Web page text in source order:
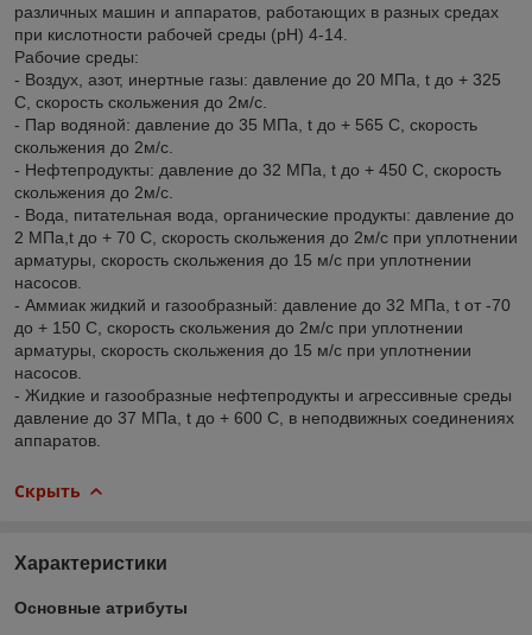
различных машин и аппаратов, работающих в разных средах
при кислотности рабочей среды (pH) 4-14.
Рабочие среды:
- Воздух, азот, инертные газы: давление до 20 МПа, t до + 325
C, скорость скольжения до 2м/с.
- Пар водяной: давление до 35 МПа, t до + 565 C, скорость
скольжения до 2м/с.
- Нефтепродукты: давление до 32 МПа, t до + 450 C, скорость
скольжения до 2м/с.
- Вода, питательная вода, органические продукты: давление до
2 МПа,t до + 70 C, скорость скольжения до 2м/с при уплотнении
арматуры, скорость скольжения до 15 м/с при уплотнении
насосов.
- Аммиак жидкий и газообразный: давление до 32 МПа, t от -70
до + 150 C, скорость скольжения до 2м/с при уплотнении
арматуры, скорость скольжения до 15 м/с при уплотнении
насосов.
- Жидкие и газообразные нефтепродукты и агрессивные среды
давление до 37 МПа, t до + 600 C, в неподвижных соединениях
аппаратов.
Скрыть
Характеристики
Основные атрибуты